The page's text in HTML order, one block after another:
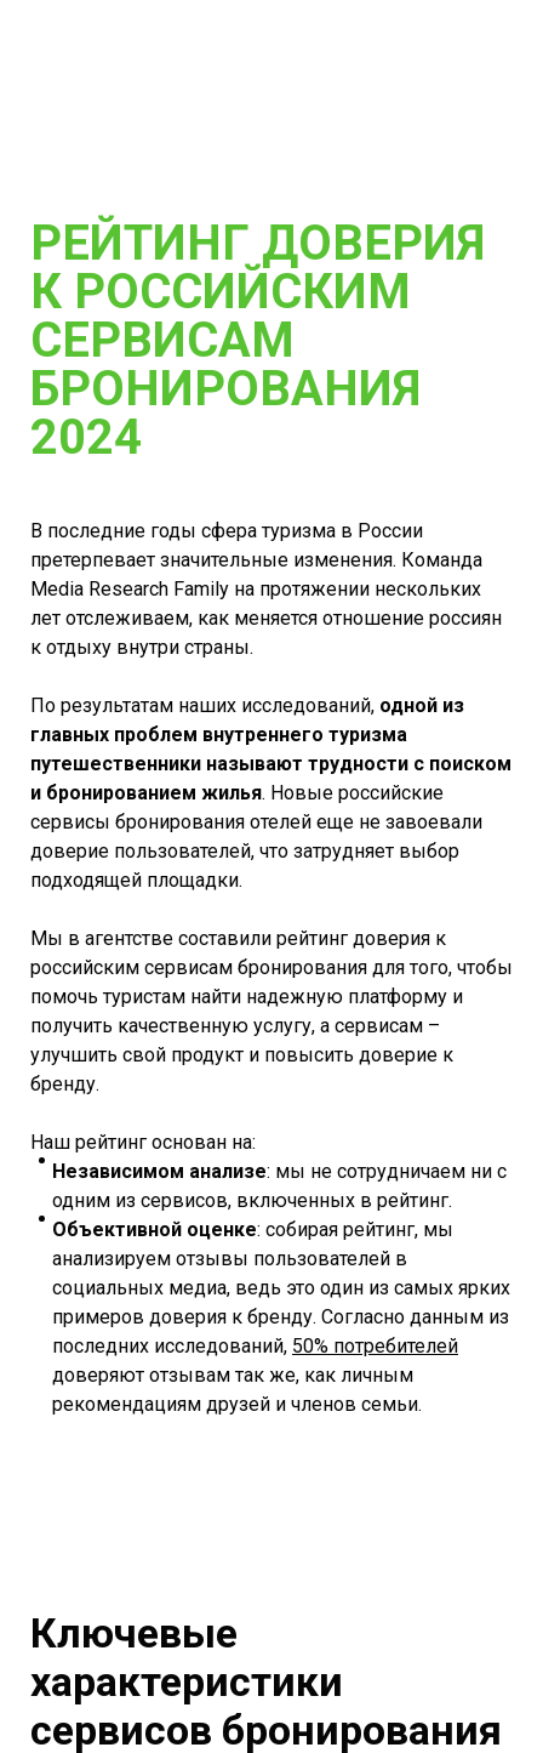
РЕЙТИНГ ДОВЕРИЯ
К РОССИЙСКИМ
СЕРВИСАМ
БРОНИРОВАНИЯ
2024
В последние годы сфера туризма в России
претерпевает значительные изменения. Команда
Media Research Family на протяжении нескольких
лет отслеживаем, как меняется отношение россиян
к отдыху внутри страны.
По результатам наших исследований, одной из
главных проблем внутреннего туризма
путешественники называют трудности с поиском
и бронированием жилья. Новые российские
сервисы бронирования отелей еще не завоевали
доверие пользователей, что затрудняет выбор
подходящей площадки.
Мы в агентстве составили рейтинг доверия к
российским сервисам бронирования для того, чтобы
помочь туристам найти надежную платформу и
получить качественную услугу, а сервисам –
улучшить свой продукт и повысить доверие к
бренду.
Наш рейтинг основан на:
Независимом анализе: мы не сотрудничаем ни с
одним из сервисов, включенных в рейтинг.
Объективной оценке: собирая рейтинг, мы
анализируем отзывы пользователей в
социальных медиа, ведь это один из самых ярких
примеров доверия к бренду. Согласно данным из
последних исследований, 50% потребителей
доверяют отзывам так же, как личным
рекомендациям друзей и членов семьи.
Ключевые
характеристики
сервисов бронирования